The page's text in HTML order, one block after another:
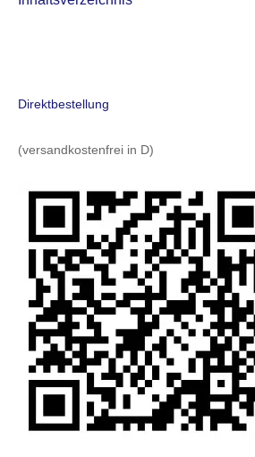
Direktbestellung
(versandkostenfrei in D)